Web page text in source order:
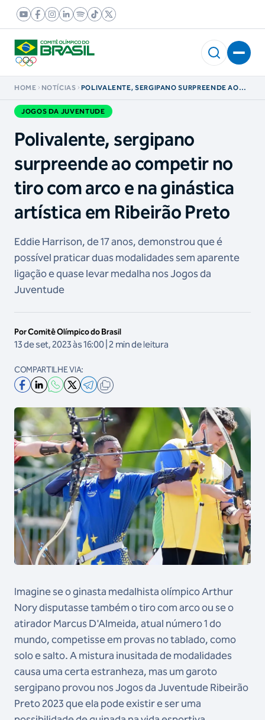
HOME NOTÍCIAS
POLIVALENTE, SERGIPANO SURPREENDE AO
ARTÍSTICA EM RIBEIRÃO PRETO
JOGOS DA JUVENTUDE
Polivalente, sergipano
surpreende ao competir no
tiro com arco e na ginástica
artística em Ribeirão Preto
Eddie Harrison, de 17 anos, demonstrou que é
possível praticar duas modalidades sem aparente
ligação e quase levar medalha nos Jogos da
Juventude
Por Comitê Olímpico do Brasil
13 de set, 2023 às 16:00 | 2 min de leitura
COMPARTILHE VIA:
Imagine se o ginasta medalhista olímpico Arthur
Nory disputasse também o tiro com arco ou se o
atirador Marcus D'Almeida, atual número 1 do
mundo, competisse em provas no tablado, como
solo e salto. A mistura inusitada de modalidades
causa uma certa estranheza, mas um garoto
sergipano provou nos Jogos da Juventude Ribeirão
Preto 2023 que ela pode existir e ser uma